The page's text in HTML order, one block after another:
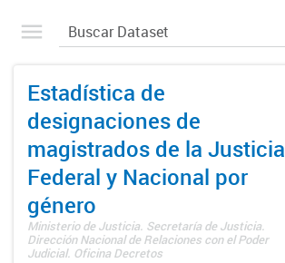
Estadística de
designaciones de
magistrados de la Justicia
Federal y Nacional por
género
Ministerio de Justicia. Secretaría de Justicia.
Dirección Nacional de Relaciones con el Poder
Judicial. Oficina Decretos